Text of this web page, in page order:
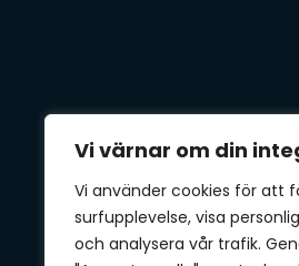
Vi värnar om din
Vi använder cookies för att
surfupplevelse, visa
och analysera vår trafik.